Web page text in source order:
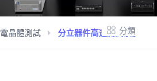
電晶體測試 分立器件高速測試系統
分類